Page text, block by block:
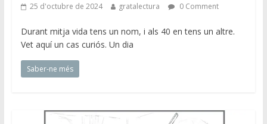
25 d'octubre de 2024 gratalectura 0 Comment
Durant mitja vida tens un nom, i als 40 en tens un altre.
Vet aquí un cas curiós. Un dia
Saber-ne més